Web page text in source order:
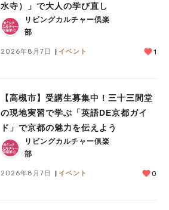
水寺）」で大人の学び直し
リビングカルチャー倶楽
部
2026年8月7日 イベント 1
【高槻市】受講生募集中！三十三間堂
の現地実習で学ぶ「英語DE京都ガイ
ド」で京都の魅力を伝えよう
リビングカルチャー倶楽
部
2026年8月7日 イベント 0